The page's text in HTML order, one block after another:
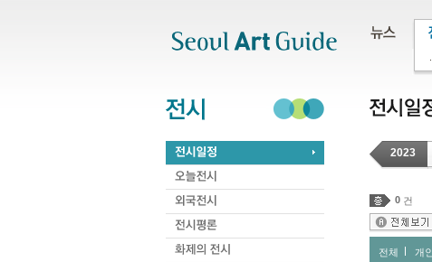
2023
0 건
전체 개